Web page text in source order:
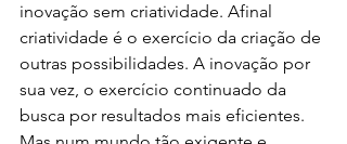
inovação sem criatividade. Afinal
criatividade é o exercício da criação de
outras possibilidades. A inovação por
sua vez, o exercício continuado da
busca por resultados mais eficientes.